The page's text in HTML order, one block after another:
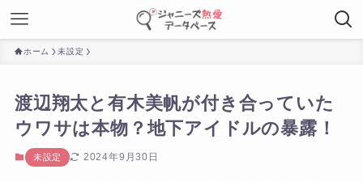
ホーム 未設定
渡辺翔太と有木美帆が付き合っていた
ウワサは本物？地下アイドルの暴露！
未設定 2024年9月30日